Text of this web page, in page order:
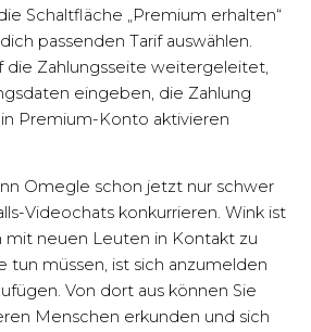
Schaltfläche „Premium erhalten“
passenden Tarif auswählen.
die Zahlungsseite weitergeleitet,
eingeben, die Zahlung
Premium-Konto aktivieren
Omegle schon jetzt nur schwer
Videochats konkurrieren. Wink ist
mit neuen Leuten in Kontakt zu
tun müssen, ist sich anzumelden
Von dort aus können Sie
Menschen erkunden und sich